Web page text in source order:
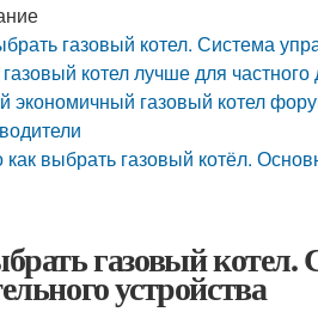
газовый котел. Система
котел лучше для
экономичный газовый котел
как выбрать газовый котёл.
газовый котел.
устройства